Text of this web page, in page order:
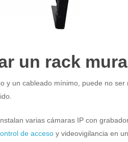
un rack
y un cableado mínimo, puede no
varias cámaras IP con
de acceso y videovigilancia en